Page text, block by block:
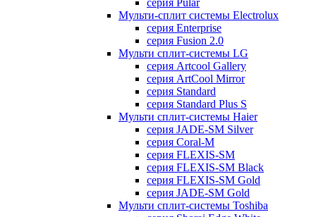
серия Pular
Мульти-сплит системы Electrolux
серия Enterprise
серия Fusion 2.0
Мульти сплит-системы LG
серия Artcool Gallery
серия ArtCool Mirror
серия Standard
серия Standard Plus S
Мульти сплит-системы Haier
серия JADE-SM Silver
серия Coral-M
серия FLEXIS-SM
серия FLEXIS-SM Black
серия FLEXIS-SM Gold
серия JADE-SM Gold
Мульти сплит-системы Toshiba